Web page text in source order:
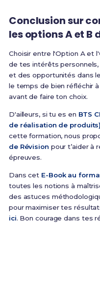
Conclusion sur
les options A et B
Choisir entre l'Option A et
de tes intérêts
et des opportunités dans
le temps de bien réfléchir
avant de faire ton choix.
D'ailleurs, si tu es en BTS
de réalisation de produits)
cette formation, nous
de Révision pour t’aider à
épreuves.
Dans cet E-Book au
toutes les notions à
des astuces
pour maximiser tes
ici. Bon courage dans tes